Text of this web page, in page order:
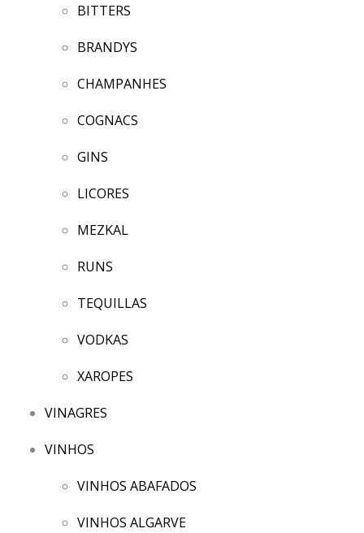
BITTERS
BRANDYS
CHAMPANHES
COGNACS
GINS
LICORES
MEZKAL
RUNS
TEQUILLAS
VODKAS
XAROPES
VINAGRES
VINHOS
VINHOS ABAFADOS
VINHOS ALGARVE